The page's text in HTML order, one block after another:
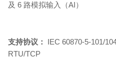
及 6 路模拟输入（AI）
支持协议：
IEC 60870-5-101/
RTU/TCP